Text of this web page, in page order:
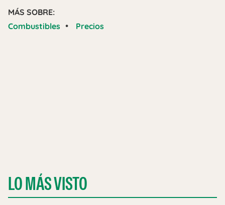
MÁS SOBRE:
Combustibles • Precios
LO MÁS VISTO